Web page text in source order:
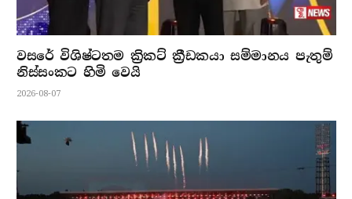
වසරේ විශිෂ්ටතම ක්‍රිකට් ක්‍රීඩකයා සම්මානය පැතුම්
නිස්සංකට හිමි වෙයි
2026-08-07